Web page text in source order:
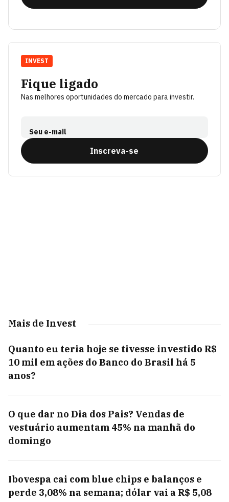
Fique ligado
Nas melhores oportunidades do mercado para investir.
Seu e-mail
Inscreva-se
INVEST
Mais de Invest
Quanto eu teria hoje se tivesse investido R$
10 mil em ações do Banco do Brasil há 5
anos?
O que dar no Dia dos Pais? Vendas de
vestuário aumentam 45% na manhã do
domingo
Ibovespa cai com blue chips e balanços e
perde 3,08% na semana; dólar vai a R$ 5,08